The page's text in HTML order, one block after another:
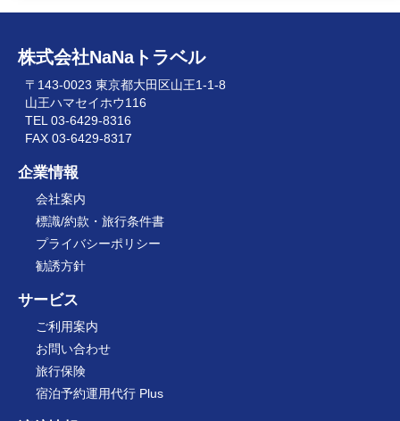
株式会社NaNaトラベル
〒143-0023 東京都大田区山王1-1-8
山王ハマセイホウ116
TEL 03-6429-8316
FAX 03-6429-8317
企業情報
会社案内
標識/約款・旅行条件書
プライバシーポリシー
勧誘方針
サービス
ご利用案内
お問い合わせ
旅行保険
宿泊予約運用代行 Plus